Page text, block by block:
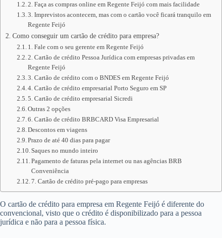
2. Faça as compras online em Regente Feijó com mais facilidade
3. Imprevistos acontecem, mas com o cartão você ficará tranquilo em
Regente Feijó
Como conseguir um cartão de crédito para empresa?
1. Fale com o seu gerente em Regente Feijó
2. Cartão de crédito Pessoa Jurídica com empresas privadas em
Regente Feijó
3. Cartão de crédito com o BNDES em Regente Feijó
4. Cartão de crédito empresarial Porto Seguro em SP
5. Cartão de crédito empresarial Sicredi
Outras 2 opções
6. Cartão de crédito BRBCARD Visa Empresarial
Descontos em viagens
Prazo de até 40 dias para pagar
Saques no mundo inteiro
Pagamento de faturas pela internet ou nas agências BRB
Conveniência
7. Cartão de crédito pré-pago para empresas
O cartão de crédito para empresa em Regente Feijó é diferente do
convencional, visto que o crédito é disponibilizado para a pessoa
jurídica e não para a pessoa física.